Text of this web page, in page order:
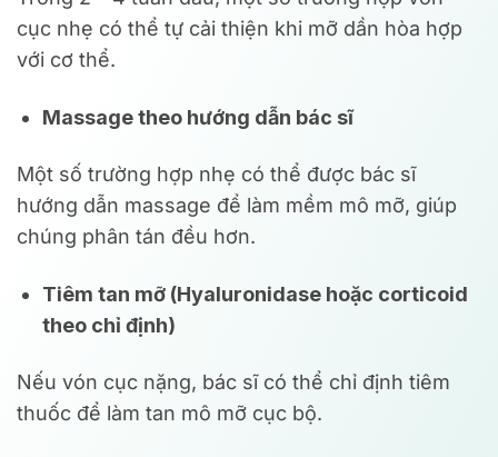
cục nhẹ có thể tự cải thiện khi mỡ dần hòa hợp
với cơ thể.
Massage theo hướng dẫn bác sĩ
Một số trường hợp nhẹ có thể được bác sĩ
hướng dẫn massage để làm mềm mô mỡ, giúp
chúng phân tán đều hơn.
Tiêm tan mỡ (Hyaluronidase hoặc corticoid
theo chỉ định)
Nếu vón cục nặng, bác sĩ có thể chỉ định tiêm
thuốc để làm tan mô mỡ cục bộ.